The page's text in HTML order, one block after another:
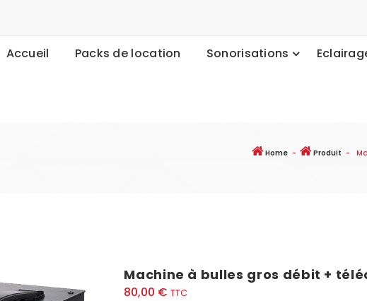
Accueil Packs de location Sonorisations
Home - Produit -
Machine à bulles gros débit +
80,00 € TTC